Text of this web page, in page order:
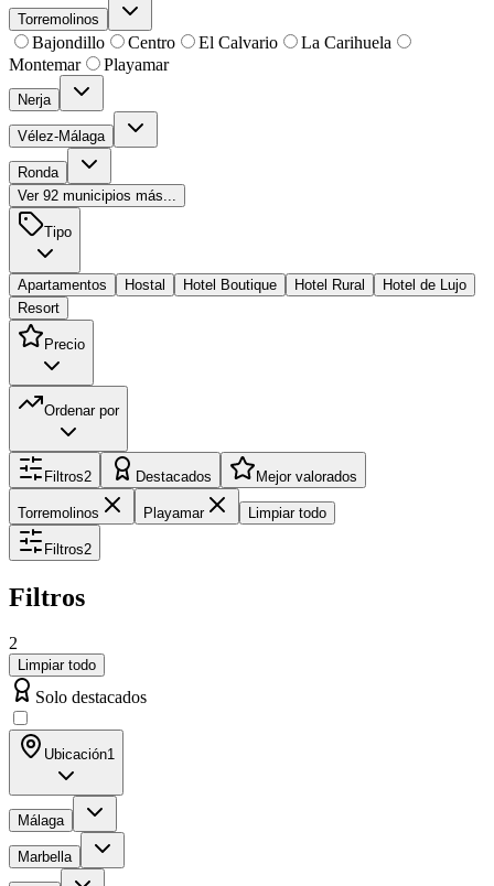
Torremolinos
Bajondillo Centro El Calvario
La Carihuela
Montemar
Playamar
Nerja
Vélez-Málaga
Ronda
Ver 92 municipios más...
Tipo
Apartamentos Hostal Hotel Boutique Hotel Rural
Hotel de Lujo
Resort
Precio
Ordenar por
Filtros2 Destacados Mejor valorados
Torremolinos Playamar Limpiar todo
Filtros2
Filtros
2
Limpiar todo
Solo destacados
Ubicación1
Málaga
Marbella